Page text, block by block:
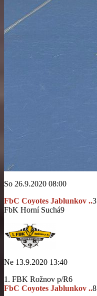
So 26.9.2020 08:00
FbC Coyotes Jablunkov ..3
FbK Horní Suchá9
Ne 13.9.2020 13:40
1. FBK Rožnov p/R6
FbC Coyotes Jablunkov ..8